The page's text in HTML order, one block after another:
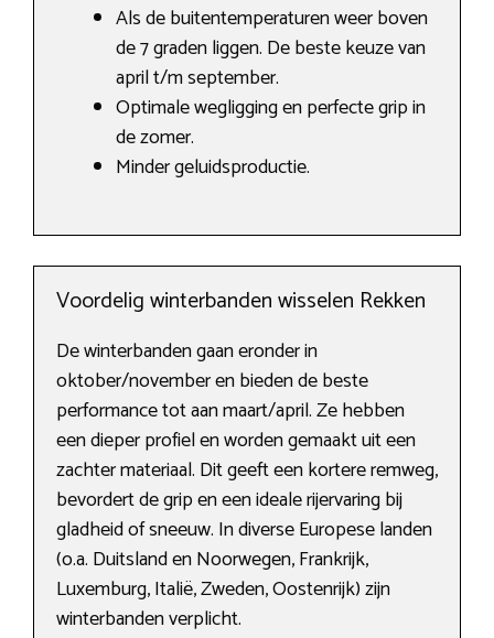
Als de buitentemperaturen weer boven
de 7 graden liggen. De beste keuze van
april t/m september.
Optimale wegligging en perfecte grip in
de zomer.
Minder geluidsproductie.
Voordelig winterbanden wisselen Rekken
De winterbanden gaan eronder in
oktober/november en bieden de beste
performance tot aan maart/april. Ze hebben
een dieper profiel en worden gemaakt uit een
zachter materiaal. Dit geeft een kortere remweg,
bevordert de grip en een ideale rijervaring bij
gladheid of sneeuw. In diverse Europese landen
(o.a. Duitsland en Noorwegen, Frankrijk,
Luxemburg, Italië, Zweden, Oostenrijk) zijn
winterbanden verplicht.